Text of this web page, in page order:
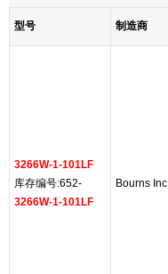
型号 制造商
3266W-1-101LF
库存编号:652-
3266W-1-101LF
Bourns Inc